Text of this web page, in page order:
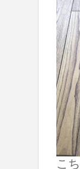
こ